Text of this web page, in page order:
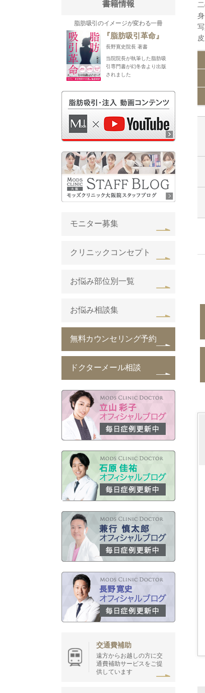
書籍情報
脂肪吸引のイメージが変わる一冊
『脂肪吸引革命』
長野寛史院長 著書
当院院長が執筆した脂肪吸
引専門書が幻冬舎より出版
されました
モニター募集
クリニックコンセプト
お悩み部位別一覧
お悩み相談集
無料カウンセリング予約
ドクターメール相談
交通費補助
遠方からお越しの方に交
通費補助サービスをご提
供しています